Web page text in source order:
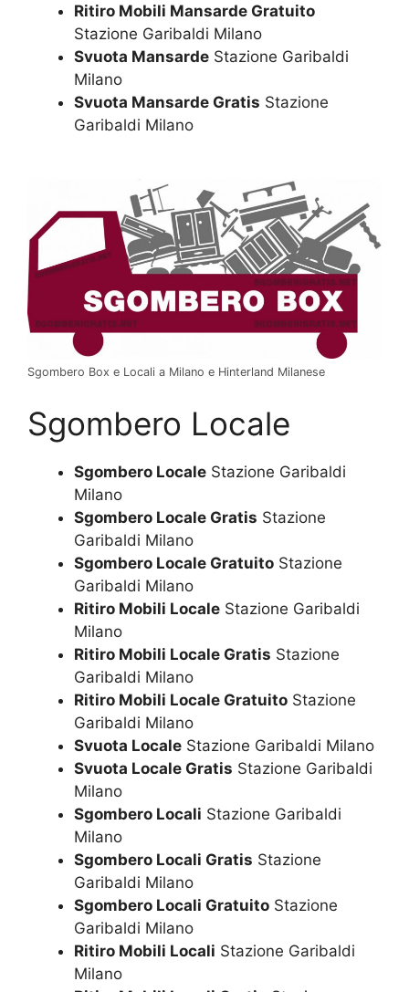
Ritiro Mobili Mansarde Gratuito
Stazione Garibaldi Milano
Svuota Mansarde Stazione Garibaldi
Milano
Svuota Mansarde Gratis Stazione
Garibaldi Milano
Sgombero Box e Locali a Milano e Hinterland Milanese
Sgombero Locale
Sgombero Locale Stazione Garibaldi
Milano
Sgombero Locale Gratis Stazione
Garibaldi Milano
Sgombero Locale Gratuito Stazione
Garibaldi Milano
Ritiro Mobili Locale Stazione Garibaldi
Milano
Ritiro Mobili Locale Gratis Stazione
Garibaldi Milano
Ritiro Mobili Locale Gratuito Stazione
Garibaldi Milano
Svuota Locale Stazione Garibaldi Milano
Svuota Locale Gratis Stazione Garibaldi
Milano
Sgombero Locali Stazione Garibaldi
Milano
Sgombero Locali Gratis Stazione
Garibaldi Milano
Sgombero Locali Gratuito Stazione
Garibaldi Milano
Ritiro Mobili Locali Stazione Garibaldi
Milano